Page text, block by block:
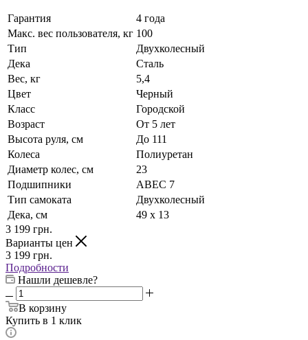
Гарантия
4 года
Макс. вес пользователя, кг 100
Тип
Двухколесный
Дека
Сталь
Вес, кг
5,4
Цвет
Черный
Класс
Городской
Возраст
От 5 лет
Высота руля, см
До 111
Колеса
Полиуретан
Диаметр колес, см
23
Подшипники
ABEC 7
Тип самоката
Двухколесный
Дека, см
49 х 13
3 199 грн.
Варианты цен
3 199 грн.
Подробности
Нашли дешевле?
В корзину
Купить в 1 клик